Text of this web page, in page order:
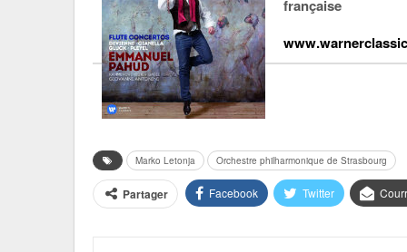
française
Marko Letonja Orchestre philharmonique de Strasbourg
Partager Facebook Twitter